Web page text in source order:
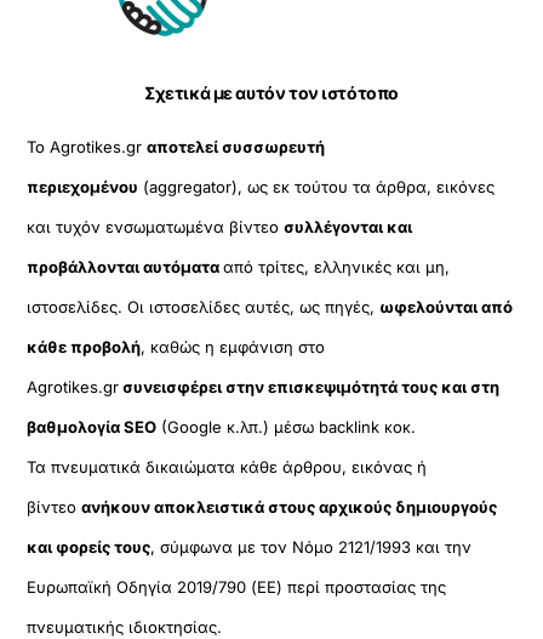
Σχετικά με αυτόν τον ιστότοπο
Το Agrotikes.grαποτελεί συσσωρευτή
περιεχομένου (aggregator), ως εκ τούτου τα άρθρα, εικόνες
και τυχόν ενσωματωμένα βίντεοσυλλέγονται και
προβάλλονται αυτόματααπό τρίτες, ελληνικές και μη,
ιστοσελίδες. Οι ιστοσελίδες αυτές, ως πηγές, ωφελούνται από
κάθε προβολή, καθώς η εμφάνιση στο
Agrotikes.grσυνεισφέρει στην επισκεψιμότητά τους και στη
βαθμολογία SEO (Google κ.λπ.) μέσω backlink κοκ.
Τα πνευματικά δικαιώματα κάθε άρθρου, εικόνας ή
βίντεοανήκουν αποκλειστικά στους αρχικούς δημιουργούς
και φορείς τους, σύμφωνα με τον Νόμο 2121/1993 και την
Ευρωπαϊκή Οδηγία 2019/790 (ΕΕ) περί προστασίας της
πνευματικής ιδιοκτησίας.